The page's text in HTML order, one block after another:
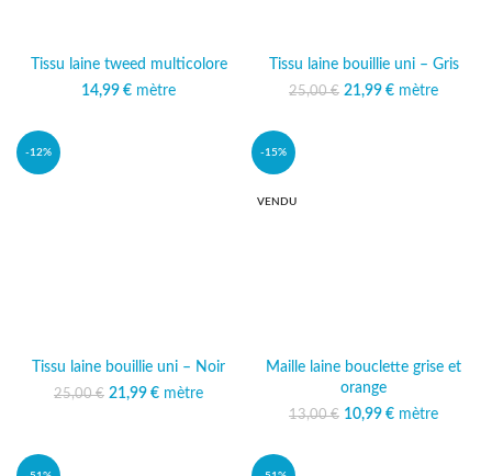
Tissu laine tweed multicolore
14,99 € mètre
Tissu laine bouillie uni – Gris
25,00€ Le prix initial était :
21,99 €
Le prix
mètre
-12%
Tissu laine bouillie uni – Noir
25,00€ Le prix initial était :
21,99 €
Le prix
mètre
-15%
VENDU
Maille laine bouclette grise et
orange
13,00€ Le prix initial était :
10,99 €
Le prix
mètre